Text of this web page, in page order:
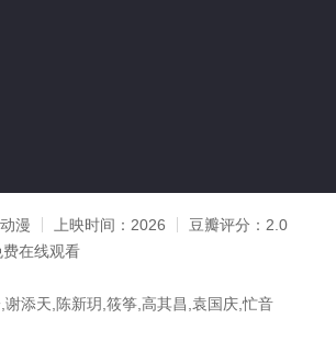
漫 上映时间： 2026 豆瓣评分： 2.0
在线观看
添天,陈新玥,筱筝,高其昌,袁国庆,忙音